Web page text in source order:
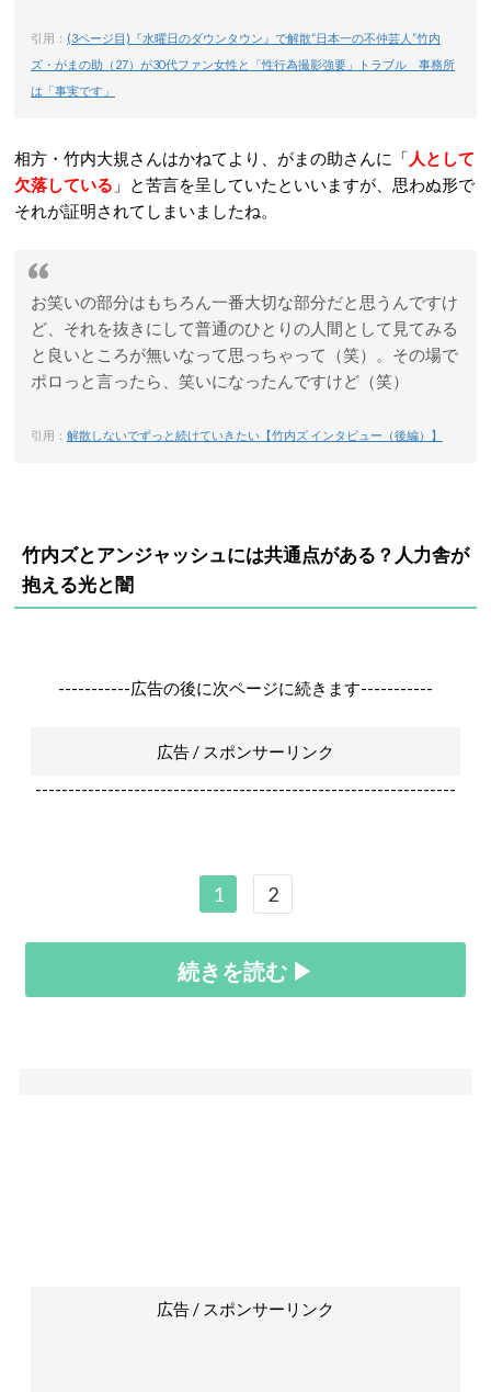
引用： (3ページ目)『水曜日のダウンタウン』で解散“日本一の不仲芸人”竹内
ズ・がまの助（27）が30代ファン女性と「性行為撮影強要」トラブル 事務所
は「事実です」
相方・竹内大規さんはかねてより、がまの助さんに「 人として
欠落している 」と苦言を呈していたといいますが、思わぬ形で
それが証明されてしまいましたね。
お笑いの部分はもちろん一番大切な部分だと思うんですけ
ど、それを抜きにして普通のひとりの人間として見てみる
と良いところが無いなって思っちゃって（笑）。その場で
ポロっと言ったら、笑いになったんですけど（笑）
引用： 解散しないでずっと続けていきたい【竹内ズ インタビュー（後編）】
竹内ズとアンジャッシュには共通点がある？人力舎が
抱える光と闇
-----------広告の後に次ページに続きます-----------
広告 / スポンサーリンク
----------------------------------------------------------------
1 2
続きを読む ▶
広告 / スポンサーリンク